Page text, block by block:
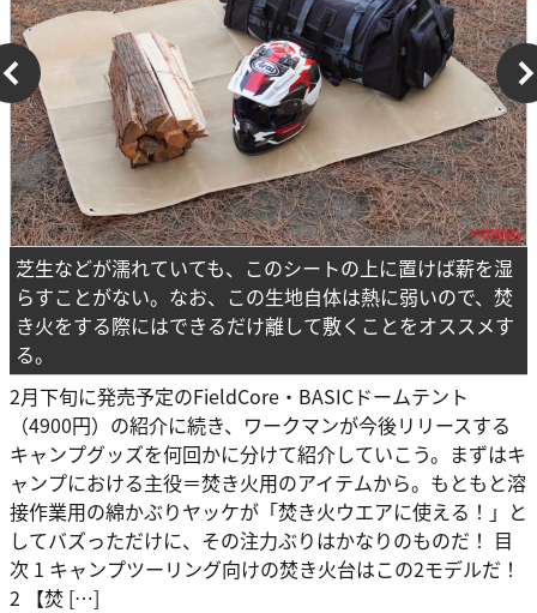
芝生などが濡れていても、このシートの上に置けば薪を湿
らすことがない。なお、この生地自体は熱に弱いので、焚
き火をする際にはできるだけ離して敷くことをオススメす
る。
2月下旬に発売予定のFieldCore・BASICドームテント
（4900円）の紹介に続き、ワークマンが今後リリースする
キャンプグッズを何回かに分けて紹介していこう。まずはキ
ャンプにおける主役＝焚き火用のアイテムから。もともと溶
接作業用の綿かぶりヤッケが「焚き火ウエアに使える！」と
してバズっただけに、その注力ぶりはかなりのものだ！ 目
次 1 キャンプツーリング向けの焚き火台はこの2モデルだ！
2 【焚 […]